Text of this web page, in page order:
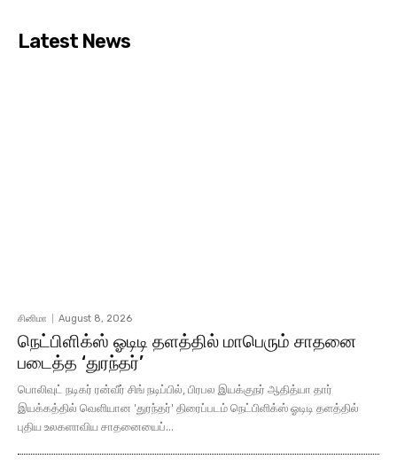
Latest News
சினிமா August 8, 2026
நெட்பிளிக்ஸ் ஓடிடி தளத்தில் மாபெரும் சாதனை
படைத்த ‘துரந்தர்’
பொலிவுட் நடிகர் ரன்வீர் சிங் நடிப்பில், பிரபல இயக்குநர் ஆதித்யா தார்
இயக்கத்தில் வெளியான 'துரந்தர்' திரைப்படம் நெட்பிளிக்ஸ் ஓடிடி தளத்தில்
புதிய உலகளாவிய சாதனையைப்...